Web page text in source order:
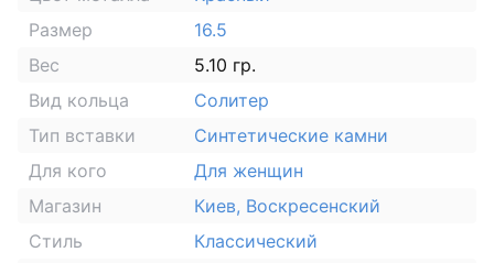
Размер
16.5
Вес
5.10 гр.
Вид кольца
Солитер
Тип вставки
Синтетические камни
Для кого
Для женщин
Магазин
Киев, Воскресенский
Стиль
Классический